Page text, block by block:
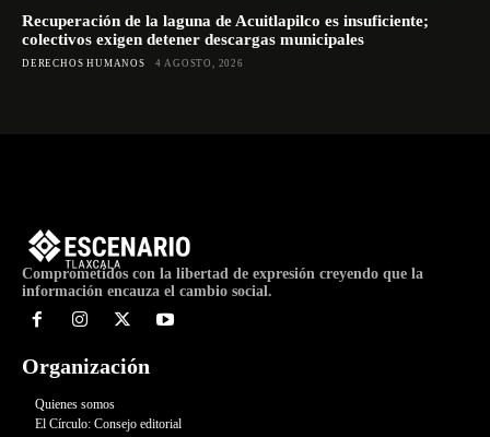
Recuperación de la laguna de Acuitlapilco es insuficiente;
colectivos exigen detener descargas municipales
DERECHOS HUMANOS 4 AGOSTO, 2026
Comprometidos con la libertad de expresión creyendo que la
información encauza el cambio social.
Organización
Quienes somos
El Círculo: Consejo editorial